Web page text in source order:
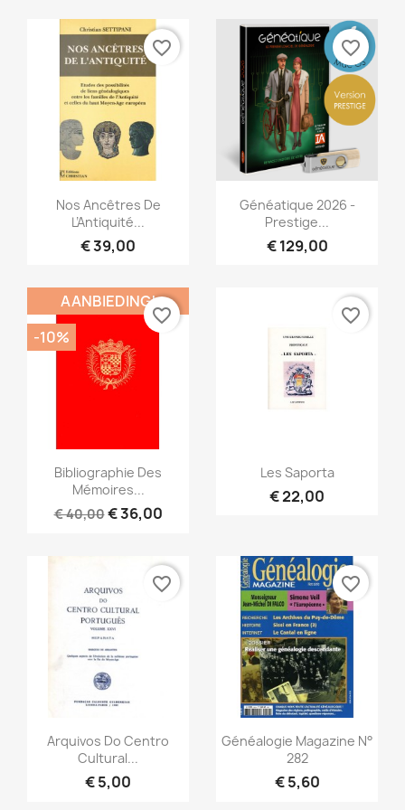
Snel bekijken
Nos Ancêtres De
L’Antiquité...
€ 39,00
favorite_border
Snel bekijken
Généatique 2026 -
Prestige...
€ 129,00
favorite_border
Snel bekijken
Bibliographie Des
Mémoires...
€ 40,00€ 36,00
AANBIEDING!
-10%
favorite_border
Snel bekijken
Les Saporta
€ 22,00
favorite_border
Snel bekijken
Arquivos Do Centro
Cultural...
€ 5,00
favorite_border
Snel bekijken
Généalogie Magazine N°
282
€ 5,60
favorite_border